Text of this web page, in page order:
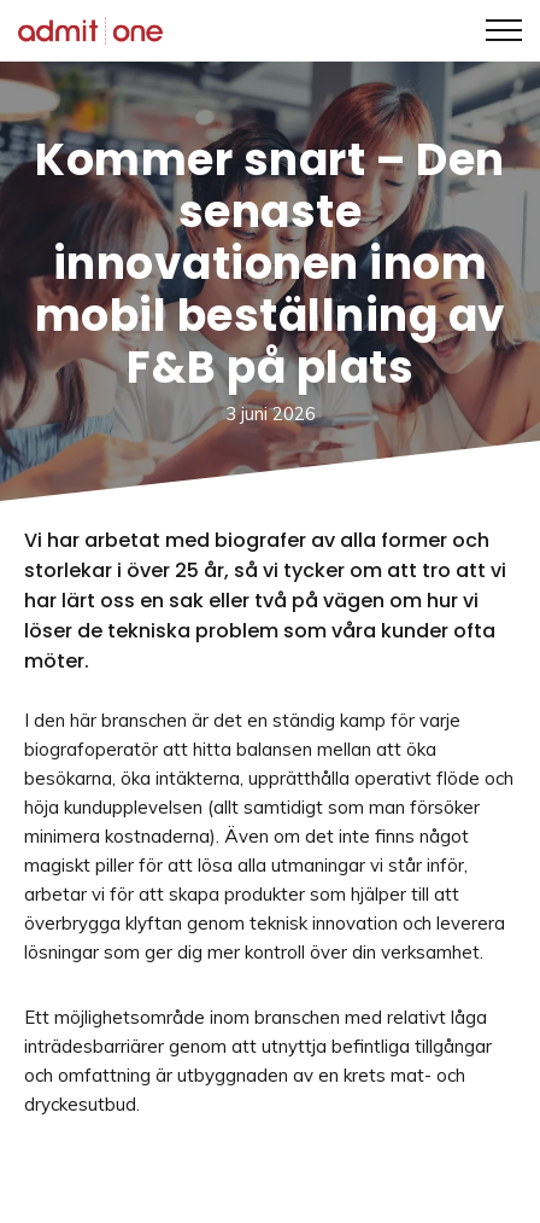
Hoppa
till
innehållet
Kommer snart–Den
senaste
innovationen inom
mobil beställning av
F&B på plats
3 juni 2026
Vi har arbetat med biografer av alla former och
storlekar i över 25 år, så vi tycker om att tro att vi
har lärt oss en sak eller två på vägen om hur vi
löser de tekniska problem som våra kunder ofta
möter.
I den här branschen är det en ständig kamp för varje
biografoperatör att hitta balansen mellan att öka
besökarna, öka intäkterna, upprätthålla operativt flöde och
höja kundupplevelsen (allt samtidigt som man försöker
minimera kostnaderna). Även om det inte finns något
magiskt piller för att lösa alla utmaningar vi står inför,
arbetar vi för att skapa produkter som hjälper till att
överbrygga klyftan genom teknisk innovation och leverera
lösningar som ger dig mer kontroll över din verksamhet.
Ett möjlighetsområde inom branschen med relativt låga
inträdesbarriärer genom att utnyttja befintliga tillgångar
och omfattning är utbyggnaden av en krets mat- och
dryckesutbud.